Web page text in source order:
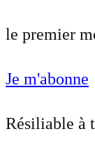
le premier
Je m'abonne
Résiliable à